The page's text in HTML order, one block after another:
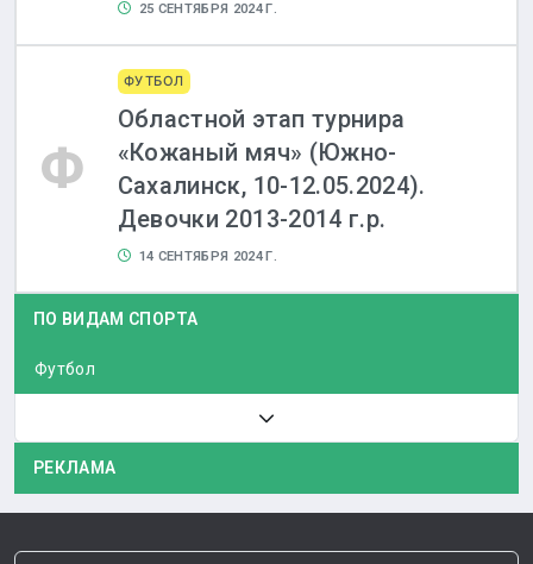
25 СЕНТЯБРЯ 2024 Г.
Ф
ФУТБОЛ
Областной этап турнира
«Кожаный мяч» (Южно-
Сахалинск, 10-12.05.2024).
Девочки 2013-2014 г.р.
14 СЕНТЯБРЯ 2024 Г.
ПО ВИДАМ СПОРТА
Футбол
РЕКЛАМА